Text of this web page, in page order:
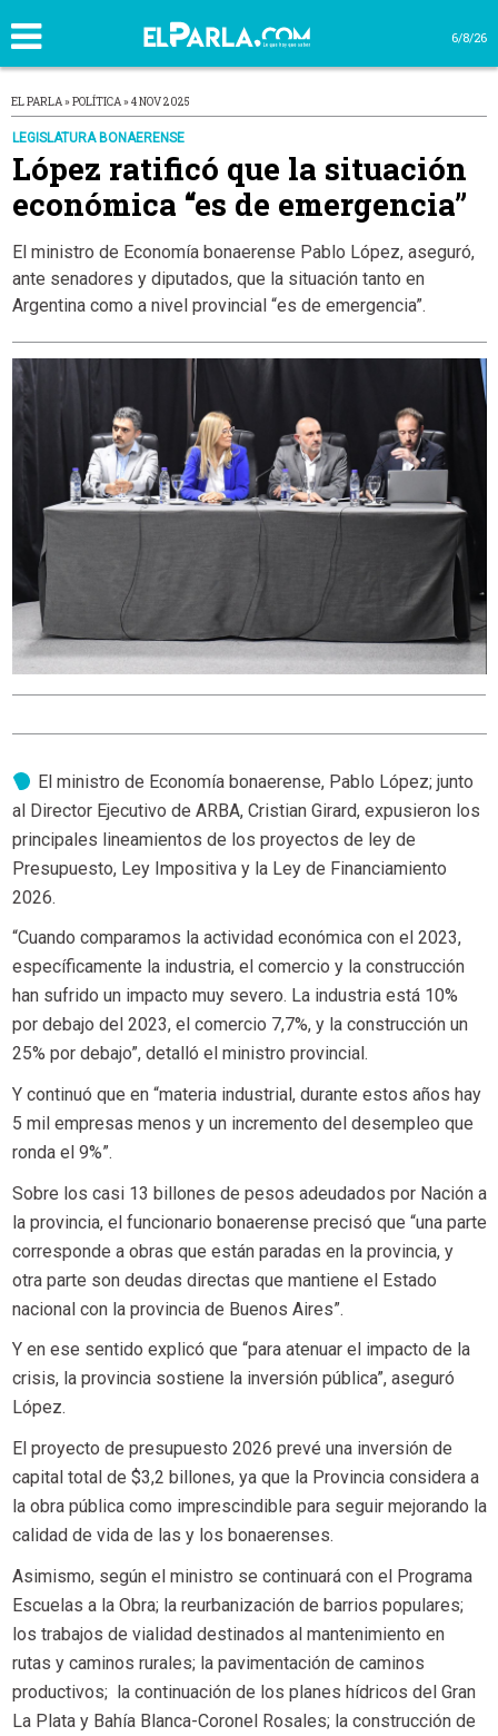
6/8/26
EL PARLA » POLÍTICA » 4 NOV 2025
LEGISLATURA BONAERENSE
López ratificó que la situación
económica “es de emergencia”
El ministro de Economía bonaerense Pablo López, aseguró,
ante senadores y diputados, que la situación tanto en
Argentina como a nivel provincial “es de emergencia”.
El ministro de Economía bonaerense, Pablo López; junto
al Director Ejecutivo de ARBA, Cristian Girard, expusieron los
principales lineamientos de los proyectos de ley de
Presupuesto, Ley Impositiva y la Ley de Financiamiento
2026.
“Cuando comparamos la actividad económica con el 2023,
específicamente la industria, el comercio y la construcción
han sufrido un impacto muy severo. La industria está 10%
por debajo del 2023, el comercio 7,7%, y la construcción un
25% por debajo”, detalló el ministro provincial.
Y continuó que en “materia industrial, durante estos años hay
5 mil empresas menos y un incremento del desempleo que
ronda el 9%”.
Sobre los casi 13 billones de pesos adeudados por Nación a
la provincia, el funcionario bonaerense precisó que “una parte
corresponde a obras que están paradas en la provincia, y
otra parte son deudas directas que mantiene el Estado
nacional con la provincia de Buenos Aires”.
Y en ese sentido explicó que “para atenuar el impacto de la
crisis, la provincia sostiene la inversión pública”, aseguró
López.
El proyecto de presupuesto 2026 prevé una inversión de
capital total de $3,2 billones, ya que la Provincia considera a
la obra pública como imprescindible para seguir mejorando la
calidad de vida de las y los bonaerenses.
Asimismo, según el ministro se continuará con el Programa
Escuelas a la Obra; la reurbanización de barrios populares;
los trabajos de vialidad destinados al mantenimiento en
rutas y caminos rurales; la pavimentación de caminos
productivos; la continuación de los planes hídricos del Gran
La Plata y Bahía Blanca-Coronel Rosales; la construcción de